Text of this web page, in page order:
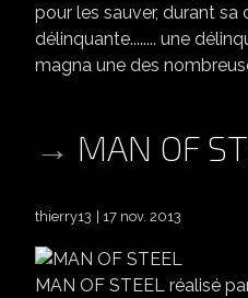
pour les sauver, durant
délinquante........ une
magna une des
MAN OF
thierry13 17 nov. 2013
MAN OF STEEL réalisé